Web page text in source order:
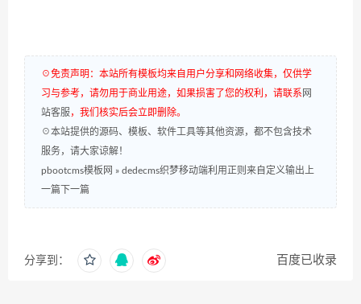
☉免责声明：本站所有模板均来自用户分享和网络收集，仅供学
习与参考，请勿用于商业用途，如果损害了您的权利，请联系 网
站客服，我们核实后会立即删除。
☉本站提供的源码、模板、软件工具等其他资源，都不包含技术
服务，请大家谅解！
pbootcms模板网 » dedecms织梦移动端利用正则来自定义输出上
一篇下一篇
分享到： 百度已收录